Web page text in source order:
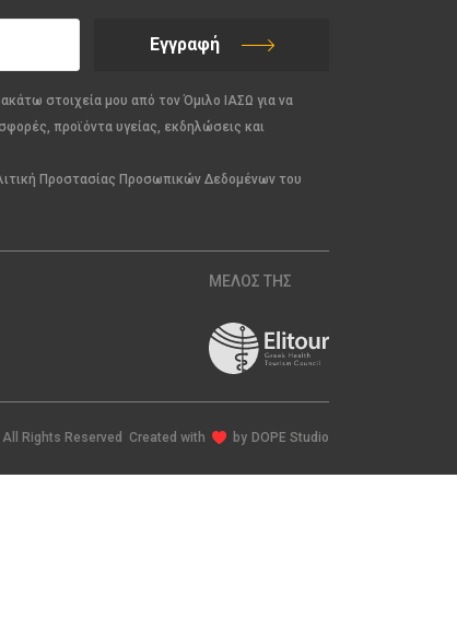
Εγγραφή
στοιχεία μου από τον Όμιλο ΙΑΣΩ για να
προϊόντα υγείας, εκδηλώσεις και
Προστασίας Προσωπικών Δεδομένων του
ΜΕΛΟΣ ΤΗΣ
All Rights Reserved Created with by DOPE Studio